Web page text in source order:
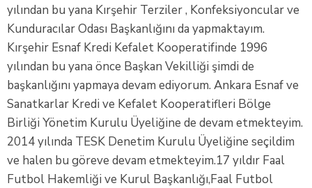
yılından bu yana Kırşehir Terziler , Konfeksiyoncular ve
Kunduracılar Odası Başkanlığını da yapmaktayım.
Kırşehir Esnaf Kredi Kefalet Kooperatifinde 1996
yılından bu yana önce Başkan Vekilliği şimdi de
başkanlığını yapmaya devam ediyorum. Ankara Esnaf ve
Sanatkarlar Kredi ve Kefalet Kooperatifleri Bölge
Birliği Yönetim Kurulu Üyeliğine de devam etmekteyim.
2014 yılında TESK Denetim Kurulu Üyeliğine seçildim
ve halen bu göreve devam etmekteyim.17 yıldır Faal
Futbol Hakemliği ve Kurul Başkanlığı,Faal Futbol